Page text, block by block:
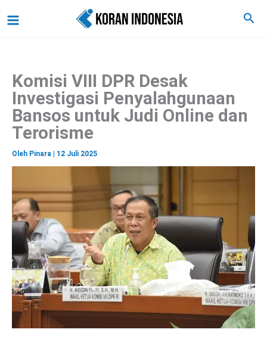
ke
Cari
Komisi VIII DPR Desak
Investigasi Penyalahgunaan
Bansos untuk Judi Online dan
Terorisme
Oleh Pinara 12 Juli 2025
a